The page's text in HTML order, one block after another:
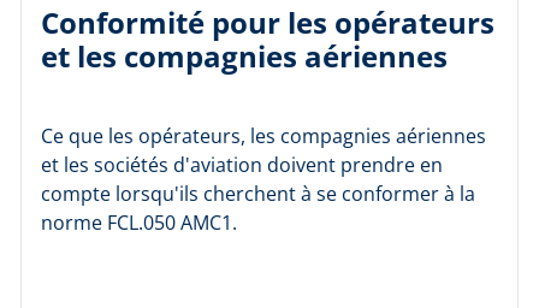
Conformité pour les opérateurs
et les compagnies aériennes
Ce que les opérateurs, les compagnies aériennes
et les sociétés d'aviation doivent prendre en
compte lorsqu'ils cherchent à se conformer à la
norme FCL.050 AMC1.